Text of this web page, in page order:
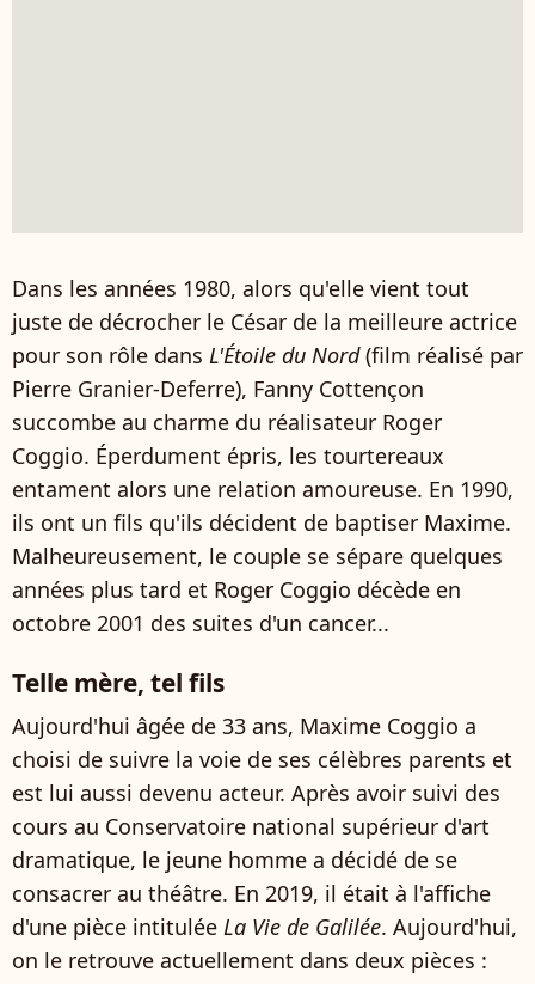
Dans les années 1980, alors qu'elle vient tout
juste de décrocher le César de la meilleure actrice
pour son rôle dans L'Étoile du Nord(film réalisé par
Pierre Granier-Deferre), Fanny Cottençon
succombe au charme du réalisateur Roger
Coggio. Éperdument épris, les tourtereaux
entament alors une relation amoureuse. En 1990,
ils ont un fils qu'ils décident de baptiser Maxime.
Malheureusement, le couple se sépare quelques
années plus tard et Roger Coggio décède en
octobre 2001 des suites d'un cancer...
Telle mère, tel fils
Aujourd'hui âgée de 33 ans, Maxime Coggio a
choisi de suivre la voie de ses célèbres parents et
est lui aussi devenu acteur. Après avoir suivi des
cours au Conservatoire national supérieur d'art
dramatique, le jeune homme a décidé de se
consacrer au théâtre. En 2019, il était à l'affiche
d'une pièce intitulée La Vie de Galilée. Aujourd'hui,
on le retrouve actuellement dans deux pièces :